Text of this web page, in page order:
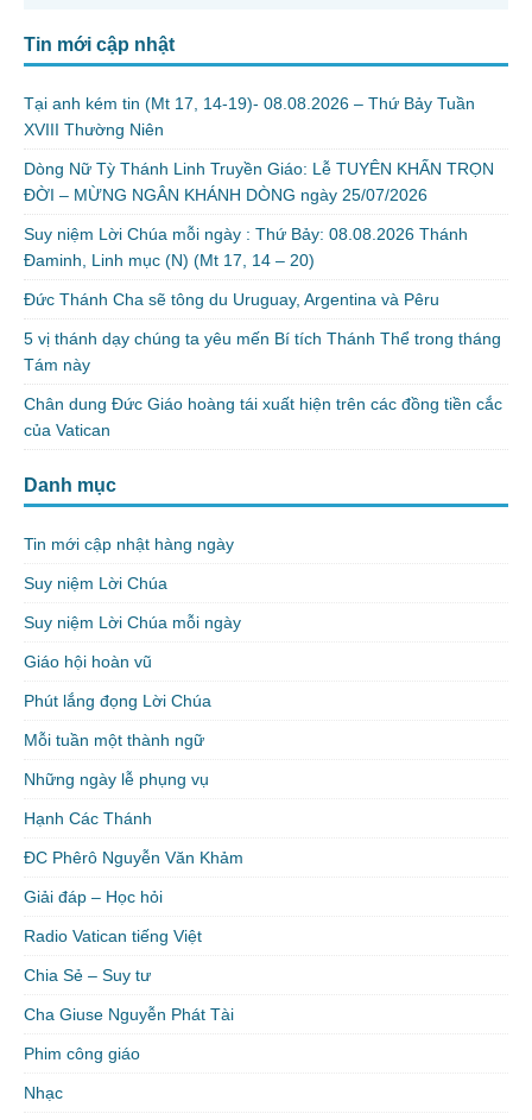
Tin mới cập nhật
Tại anh kém tin (Mt 17, 14-19)- 08.08.2026 – Thứ Bảy Tuần
XVIII Thường Niên
Dòng Nữ Tỳ Thánh Linh Truyền Giáo: Lễ TUYÊN KHẤN TRỌN
ĐỜI – MỪNG NGÂN KHÁNH DÒNG ngày 25/07/2026
Suy niệm Lời Chúa mỗi ngày : Thứ Bảy: 08.08.2026 Thánh
Đaminh, Linh mục (N) (Mt 17, 14 – 20)
Đức Thánh Cha sẽ tông du Uruguay, Argentina và Pêru
5 vị thánh dạy chúng ta yêu mến Bí tích Thánh Thể trong tháng
Tám này
Chân dung Đức Giáo hoàng tái xuất hiện trên các đồng tiền cắc
của Vatican
Danh mục
Tin mới cập nhật hàng ngày
Suy niệm Lời Chúa
Suy niệm Lời Chúa mỗi ngày
Giáo hội hoàn vũ
Phút lắng đọng Lời Chúa
Mỗi tuần một thành ngữ
Những ngày lễ phụng vụ
Hạnh Các Thánh
ĐC Phêrô Nguyễn Văn Khảm
Giải đáp – Học hỏi
Radio Vatican tiếng Việt
Chia Sẻ – Suy tư
Cha Giuse Nguyễn Phát Tài
Phim công giáo
Nhạc